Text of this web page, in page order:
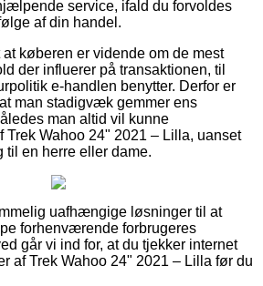
service, ifald du forvoldes
af din handel.
køberen er vidende om de mest
der influerer på transaktionen, til
e-handlen benytter. Derfor er
man stadigvæk gemmer ens
man altid vil kunne
Trek Wahoo 24" 2021 – Lilla, uanset
til en herre eller dame.
uafhængige løsninger til at
forhenværende forbrugeres
går vi ind for, at du tjekker internet
af Trek Wahoo 24" 2021 – Lilla før du